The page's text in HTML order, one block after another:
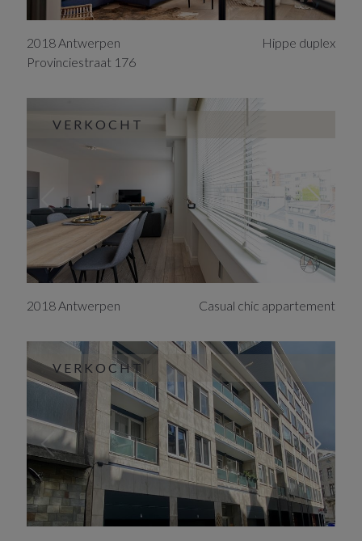
2018 Antwerpen
Provinciestraat 176
Hippe duplex
VERKOCHT
2018Antwerpen Casual chic appartement
VERKOCHT